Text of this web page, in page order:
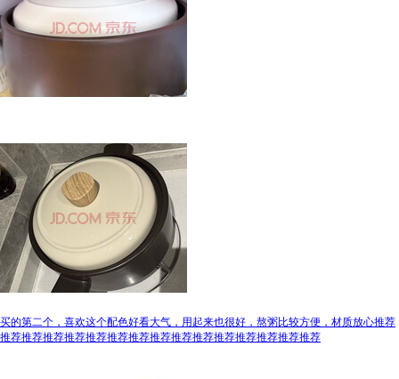
买的第二个，喜欢这个配色好看大气，用起来也很好，熬粥比较方便，材质放心推荐
推荐推荐推荐推荐推荐推荐推荐推荐推荐推荐推荐推荐推荐推荐推荐